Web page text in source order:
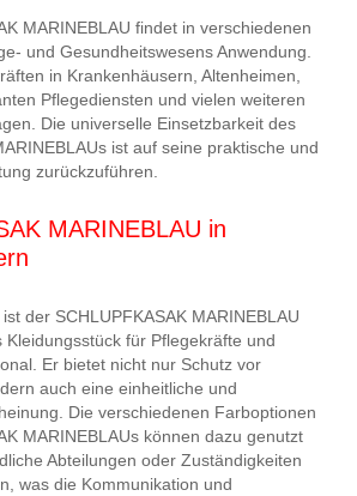
MARINEBLAU findet in verschiedenen
und Gesundheitswesens Anwendung.
in Krankenhäusern, Altenheimen,
Pflegediensten und vielen weiteren
Die universelle Einsetzbarkeit des
ist auf seine praktische und
zurückzuführen.
MARINEBLAU in
der SCHLUPFKASAK MARINEBLAU
für Pflegekräfte und
Er bietet nicht nur Schutz vor
auch eine einheitliche und
Die verschiedenen Farboptionen
MARINEBLAUs können dazu genutzt
Abteilungen oder Zuständigkeiten
was die Kommunikation und